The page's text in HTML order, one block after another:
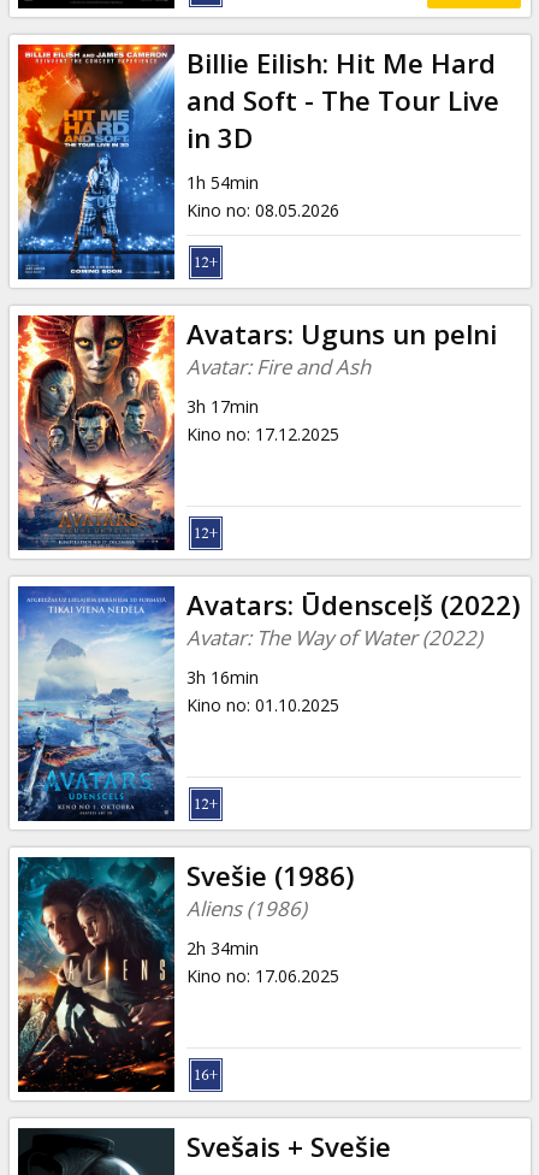
Billie Eilish: Hit Me Hard
and Soft - The Tour Live
in 3D
1h 54min
Kino no: 08.05.2026
Avatars: Uguns un pelni
Avatar: Fire and Ash
3h 17min
Kino no: 17.12.2025
Avatars: Ūdensceļš (2022)
Avatar: The Way of Water (2022)
3h 16min
Kino no: 01.10.2025
Svešie (1986)
Aliens (1986)
2h 34min
Kino no: 17.06.2025
Svešais + Svešie